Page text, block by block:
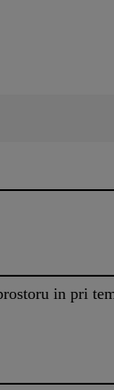
in pri